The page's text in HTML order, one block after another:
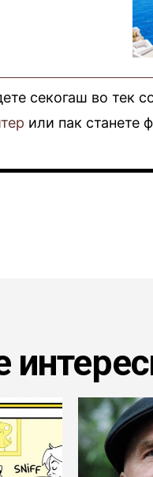
секогаш во тек
или пак станете